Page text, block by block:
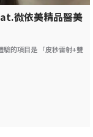
微依美精品醫美
驗的項目是 「皮秒雷射+雙